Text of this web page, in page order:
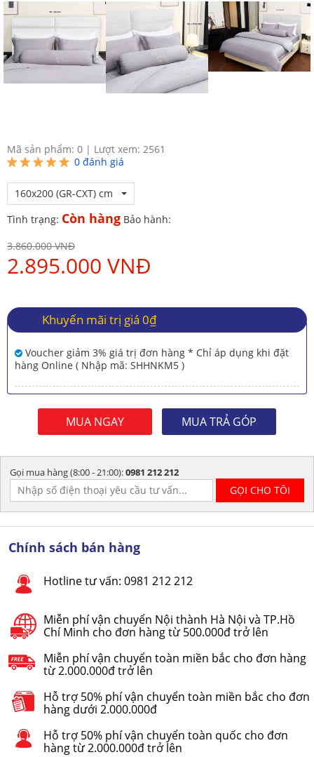
Mã sản phẩm: 0 | Lượt xem: 2561
0 đánh giá
160x200 (GR-CXT) cm
Tình trạng: Còn hàng Bảo hành:
3.860.000 VNĐ
2.895.000 VNĐ
Khuyến mãi trị giá 0₫
Voucher giảm 3% giá trị đơn hàng * Chỉ áp dụng khi đặt
hàng Online ( Nhập mã: SHHNKM5 )
MUA NGAY MUA TRẢ GÓP
Gọi mua hàng (8:00 - 21:00):0981 212 212
Chính sách bán hàng
Hotline tư vấn: 0981 212 212
Miễn phí vận chuyển Nội thành Hà Nội và TP.Hồ
Chí Minh cho đơn hàng từ 500.000đ trở lên
Miễn phí vận chuyển toàn miền bắc cho đơn hàng
từ 2.000.000đ trở lên
Hỗ trợ 50% phí vận chuyển toàn miền bắc cho đơn
hàng dưới 2.000.000đ
Hỗ trợ 50% phí vận chuyển toàn quốc cho đơn
hàng từ 2.000.000đ trở lên